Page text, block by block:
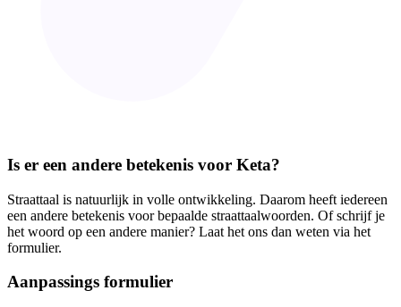
Is er een andere betekenis voor Keta?
Straattaal is natuurlijk in volle ontwikkeling. Daarom heeft iedereen
een andere betekenis voor bepaalde straattaalwoorden. Of schrijf je
het woord op een andere manier? Laat het ons dan weten via het
formulier.
Aanpassings formulier